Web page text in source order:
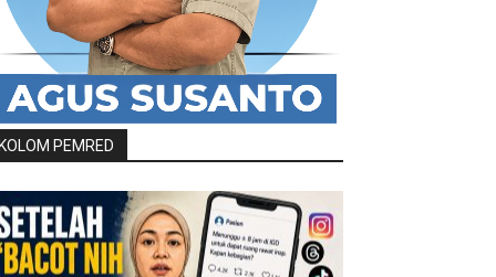
KOLOM PEMRED